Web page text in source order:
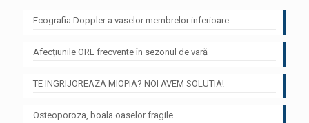
Ecografia Doppler a vaselor membrelor inferioare
Afecțiunile ORL frecvente în sezonul de vară
TE INGRIJOREAZA MIOPIA? NOI AVEM SOLUTIA!
Osteoporoza, boala oaselor fragile